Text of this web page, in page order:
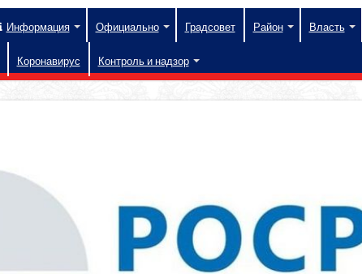
Информация Официально Градсовет Район Власть
Коронавирус Контроль и надзор